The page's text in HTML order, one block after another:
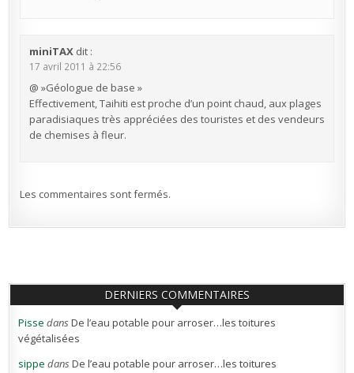
miniTAX dit :
17 avril 2011 à 22:56
@ »Géologue de base »
Effectivement, Taihiti est proche d’un point chaud, aux plages
paradisiaques très appréciées des touristes et des vendeurs
de chemises à fleur.
Les commentaires sont fermés.
DERNIERS COMMENTAIRES
Pisse dansDe l’eau potable pour arroser…les toitures
végétalisées
sippe dansDe l’eau potable pour arroser…les toitures